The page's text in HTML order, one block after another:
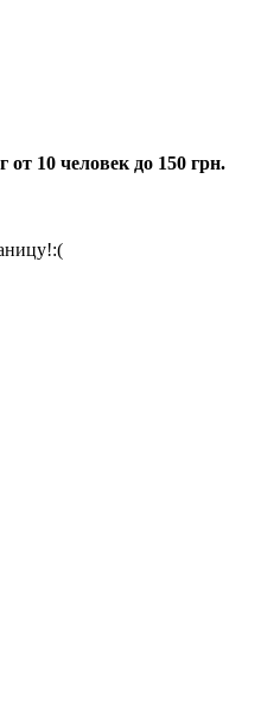
10 человек до 150 грн.